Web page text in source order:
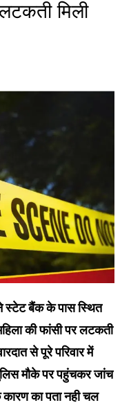
मिली
स्टेट बैंक के पास स्थित
की फांसी पर लटकती
से पूरे परिवार में
मौके पर पहुंचकर जांच
का पता नही चल